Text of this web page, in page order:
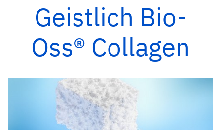
Geistlich Bio-
Oss® Collagen